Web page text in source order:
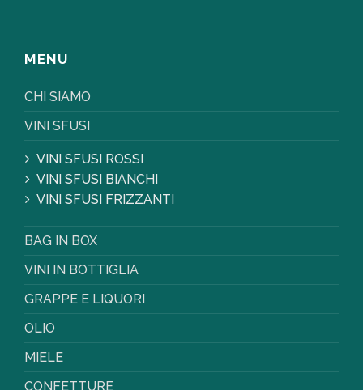
MENU
CHI SIAMO
VINI SFUSI
VINI SFUSI ROSSI
VINI SFUSI BIANCHI
VINI SFUSI FRIZZANTI
BAG IN BOX
VINI IN BOTTIGLIA
GRAPPE E LIQUORI
OLIO
MIELE
CONFETTURE